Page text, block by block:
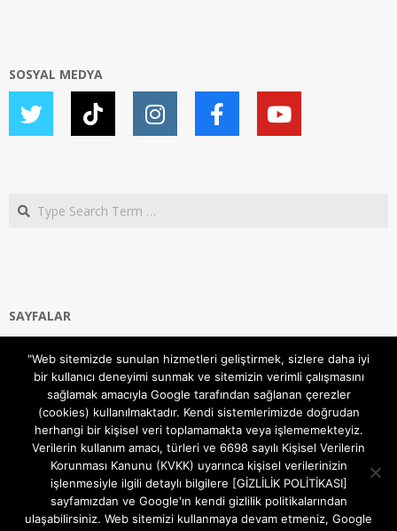
SOSYAL MEDYA
Search
SAYFALAR
Gizlilik ve Çerezler (Cookies) Politikası
Hakkımızda
İletişim Kanalları
MODEM KURULUM
TEKNİK DESTEK
TELEVİZYON SİSTEMLERİ
"Web sitemizde sunulan hizmetleri geliştirmek, sizlere daha iyi
bir kullanıcı deneyimi sunmak ve sitemizin verimli çalışmasını
sağlamak amacıyla Google tarafından sağlanan çerezler
(cookies) kullanılmaktadır. Kendi sistemlerimizde doğrudan
herhangi bir kişisel veri toplamamakta veya işlememekteyiz.
Verilerin kullanım amacı, türleri ve 6698 sayılı Kişisel Verilerin
Korunması Kanunu (KVKK) uyarınca kişisel verilerinizin
işlenmesiyle ilgili detaylı bilgilere [GİZLİLİK POLİTİKASI]
sayfamızdan ve Google'ın kendi gizlilik politikalarından
ulaşabilirsiniz. Web sitemizi kullanmaya devam etmeniz, Google